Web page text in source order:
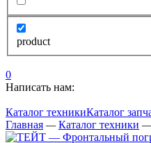
product
0
Написать нам:
Каталог техникиКаталог
Главная — Каталог техники —